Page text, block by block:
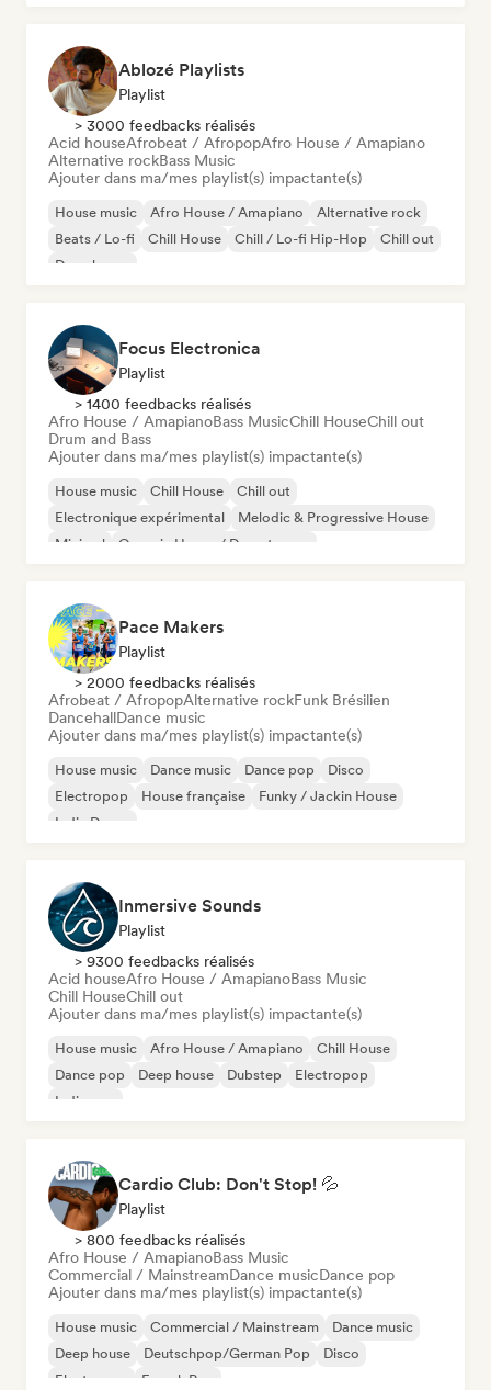
Ablozé Playlists
Playlist
> 3000 feedbacks réalisés
Acid houseAfrobeat / AfropopAfro House / Amapiano
Alternative rockBass Music
Ajouter dans ma/mes playlist(s) impactante(s)
House music Afro House / Amapiano
Alternative rock
Beats / Lo-fi
Chill House Chill / Lo-fi Hip-Hop
Chill out
Deep house
Focus Electronica
Playlist
> 1400 feedbacks réalisés
Afro House / AmapianoBass MusicChill HouseChill out
Drum and Bass
Ajouter dans ma/mes playlist(s) impactante(s)
House music Chill House
Chill out
Electronique expérimental
Melodic & Progressive House
Minimal
Organic House / Downtempo
Pace Makers
Playlist
> 2000 feedbacks réalisés
Afrobeat / AfropopAlternative rockFunk Brésilien
DancehallDance music
Ajouter dans ma/mes playlist(s) impactante(s)
House music Dance music Dance pop
Disco
Electropop
House française
Funky / Jackin House
Indie Dance
Inmersive Sounds
Playlist
> 9300 feedbacks réalisés
Acid houseAfro House / AmapianoBass Music
Chill HouseChill out
Ajouter dans ma/mes playlist(s) impactante(s)
House music Afro House / Amapiano
Chill House
Dance pop
Deep house Dubstep
Electropop
Indie pop
Cardio Club: Don't Stop! 💦
Playlist
> 800 feedbacks réalisés
Afro House / AmapianoBass Music
Commercial / MainstreamDance musicDance pop
Ajouter dans ma/mes playlist(s) impactante(s)
House music Commercial / Mainstream
Dance music
Deep house
Deutschpop/German Pop
Disco
Electropop
French Pop